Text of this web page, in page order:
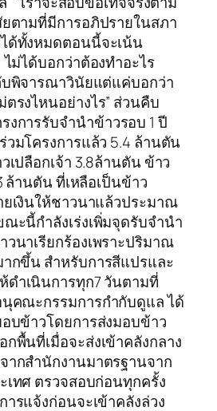
ตามที่มีการอภิปรายในสภา
ด้ทั้งหมดตอนนี้จะเน้น
ม่ได้บอกว่าต้องทำอะไร
บพิจารณาวินัยแต่แค่บอกว่า
รงไหนอย่างไร” ส่วนคืบ
งการรับจำนำข้าวรอบ 1 ปี
มโครงการแล้ว 5.4 ล้านตัน
เปลือกเจ้า 3.8ล้านตัน ข้าว
ล้านตัน ที่เหลือเป็นข้าว
ยเงินให้ชาวนาแล้วประมาณ
ะนี้กำลังเร่งเพิ่มจุดรับจำนำ
นาเรียกร้องเพราะปริมาณ
กขึ้น สำหรับการสีแปรและ
ดำเนินการทุก7 วันตามที่
คณะกรรมการกำกับดูแล ได้
บข้าวโดยการส่งมอบข้าว
พื้นที่เมื่อจะส่งเข้าคลังกลาง
ากสำนักงานมาตรฐานจาก
เทศ ตรวจสอบก่อนทุกครั้ง
รแจ้งก่อนจะเข้าคลังล่วง